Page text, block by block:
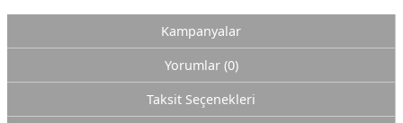
Kampanyalar
Yorumlar (0)
Taksit Seçenekleri